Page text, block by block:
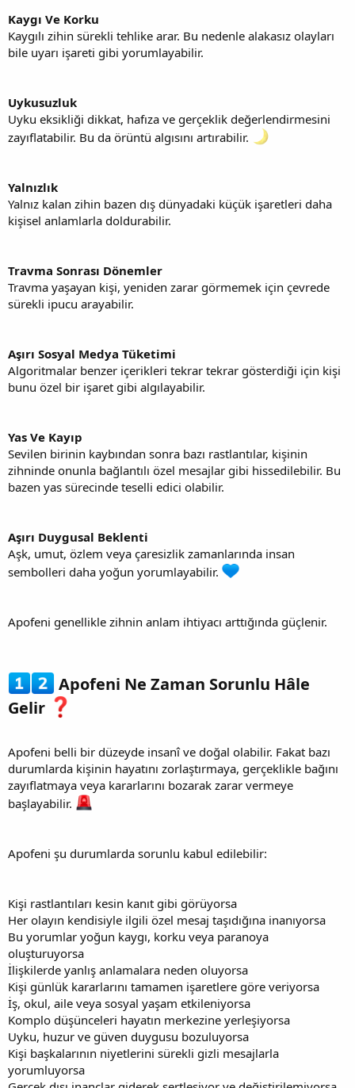
Kaygı Ve Korku
Kaygılı zihin sürekli tehlike arar. Bu nedenle alakasız olayları
bile uyarı işareti gibi yorumlayabilir.
Uykusuzluk
Uyku eksikliği dikkat, hafıza ve gerçeklik değerlendirmesini
zayıflatabilir. Bu da örüntü algısını artırabilir.
Yalnızlık
Yalnız kalan zihin bazen dış dünyadaki küçük işaretleri daha
kişisel anlamlarla doldurabilir.
Travma Sonrası Dönemler
Travma yaşayan kişi, yeniden zarar görmemek için çevrede
sürekli ipucu arayabilir.
Aşırı Sosyal Medya Tüketimi
Algoritmalar benzer içerikleri tekrar tekrar gösterdiği için kişi
bunu özel bir işaret gibi algılayabilir.
Yas Ve Kayıp
Sevilen birinin kaybından sonra bazı rastlantılar, kişinin
zihninde onunla bağlantılı özel mesajlar gibi hissedilebilir. Bu
bazen yas sürecinde teselli edici olabilir.
Aşırı Duygusal Beklenti
Aşk, umut, özlem veya çaresizlik zamanlarında insan
sembolleri daha yoğun yorumlayabilir.
Apofeni genellikle zihnin anlam ihtiyacı arttığında güçlenir.
Apofeni Ne Zaman Sorunlu Hâle
Gelir
Apofeni belli bir düzeyde insanî ve doğal olabilir. Fakat bazı
durumlarda kişinin hayatını zorlaştırmaya, gerçeklikle bağını
zayıflatmaya veya kararlarını bozarak zarar vermeye
başlayabilir.
Apofeni şu durumlarda sorunlu kabul edilebilir:
Kişi rastlantıları kesin kanıt gibi görüyorsa
Her olayın kendisiyle ilgili özel mesaj taşıdığına inanıyorsa
Bu yorumlar yoğun kaygı, korku veya paranoya
oluşturuyorsa
İlişkilerde yanlış anlamalara neden oluyorsa
Kişi günlük kararlarını tamamen işaretlere göre veriyorsa
İş, okul, aile veya sosyal yaşam etkileniyorsa
Komplo düşünceleri hayatın merkezine yerleşiyorsa
Uyku, huzur ve güven duygusu bozuluyorsa
Kişi başkalarının niyetlerini sürekli gizli mesajlarla
yorumluyorsa